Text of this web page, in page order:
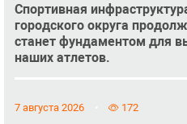
Спортивная
городского округа
станет фундаментом для
наших атлетов.
7 августа 2026 172